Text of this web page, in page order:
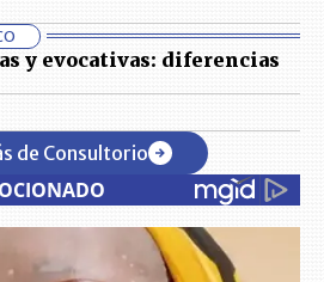
y evocativas: diferencias
de Consultorio